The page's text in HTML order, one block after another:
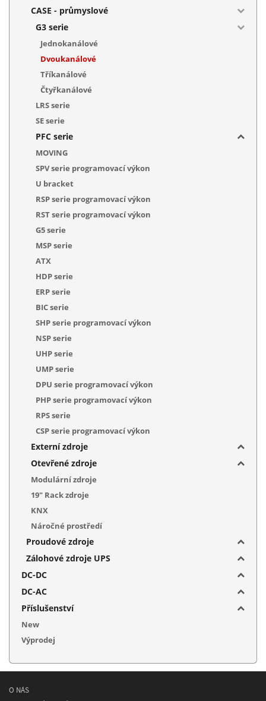
CASE - průmyslové
G3 serie
Jednokanálové
Dvoukanálové
Tříkanálové
Čtyřkanálové
LRS serie
SE serie
PFC serie
MOVING
SPV serie programovací výkon
U bracket
RSP serie programovací výkon
RST serie programovací výkon
G5 serie
MSP serie
ATX
HDP serie
ERP serie
BIC serie
SHP serie programovací výkon
NSP serie
UHP serie
UMP serie
DPU serie programovací výkon
PHP serie programovací výkon
RPS serie
CSP serie programovací výkon
Externí zdroje
Otevřené zdroje
Modulární zdroje
19" Rack zdroje
KNX
Náročné prostředí
Proudové zdroje
Zálohové zdroje UPS
DC-DC
DC-AC
Příslušenství
New
Výprodej
O NÁS